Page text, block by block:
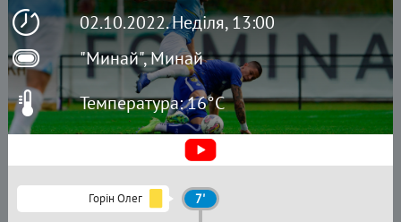
02.10.2022. Неділя, 13:00
"Минай", Минай
Температура: 16°C
Горін Олег 7'